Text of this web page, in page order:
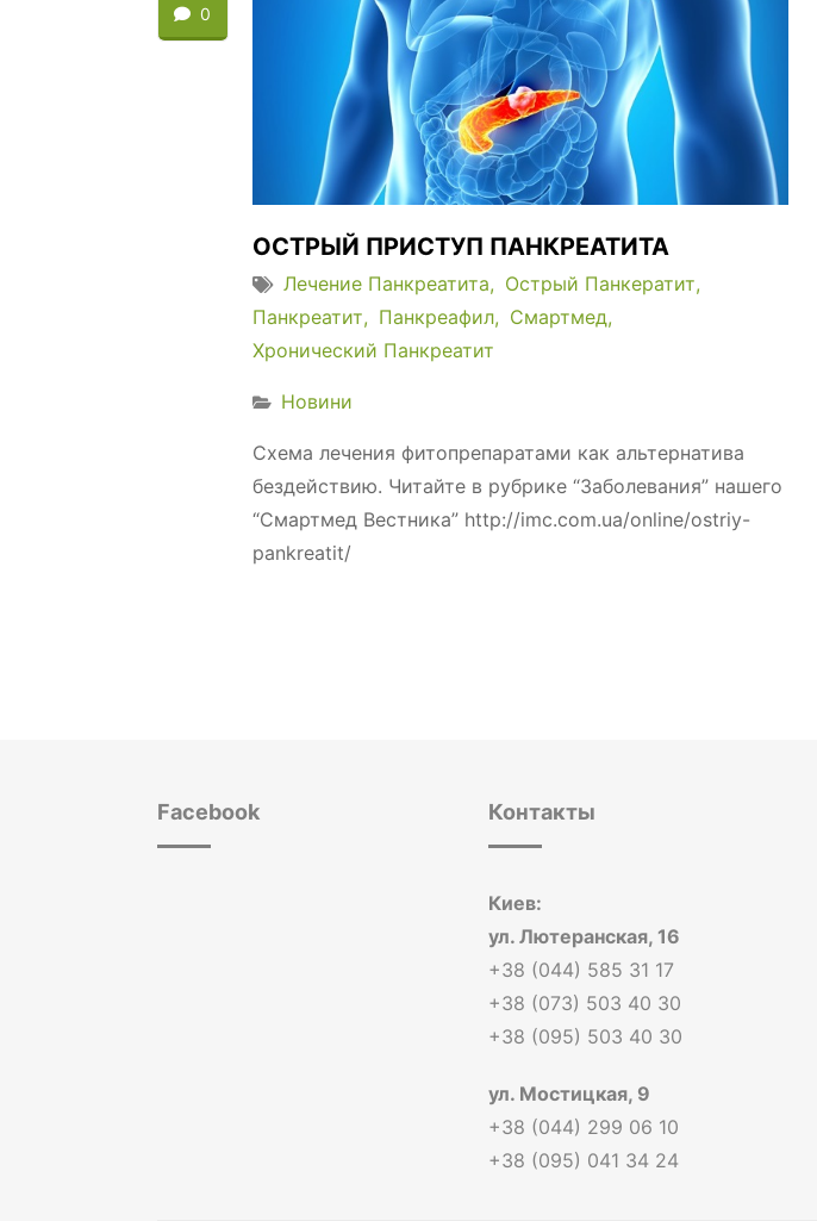
0
ОСТРЫЙ ПРИСТУП ПАНКРЕАТИТА
Лечение Панкреатита
Острый Панкератит
Панкреатит
Панкреафил
Смартмед
Хронический Панкреатит
Новини
Схема лечения фитопрепаратами как альтернатива
бездействию. Читайте в рубрике “Заболевания” нашего
“Смартмед Вестника” http://imc.com.ua/online/ostriy-
pankreatit/
Facebook Контакты
Киев:
ул. Лютеранская, 16
+38 (044) 585 31 17
+38 (073) 503 40 30
+38 (095) 503 40 30
ул. Мостицкая, 9
+38 (044) 299 06 10
+38 (095) 041 34 24